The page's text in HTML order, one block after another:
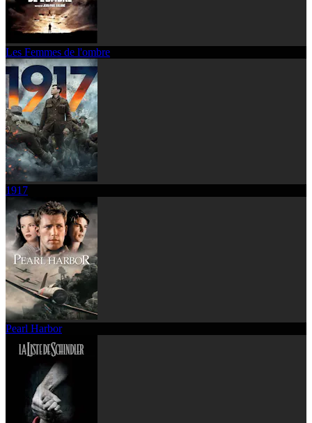
Les Femmes de l'ombre
1917
Pearl Harbor